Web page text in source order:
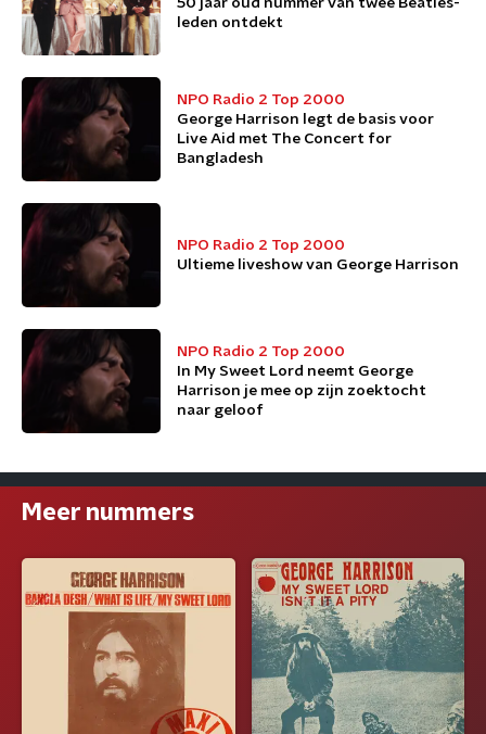
50 jaar oud nummer van twee Beatles-
leden ontdekt
NPO Radio 2 Top 2000
George Harrison legt de basis voor
Live Aid met The Concert for
Bangladesh
NPO Radio 2 Top 2000
Ultieme liveshow van George Harrison
NPO Radio 2 Top 2000
In My Sweet Lord neemt George
Harrison je mee op zijn zoektocht
naar geloof
Meer nummers